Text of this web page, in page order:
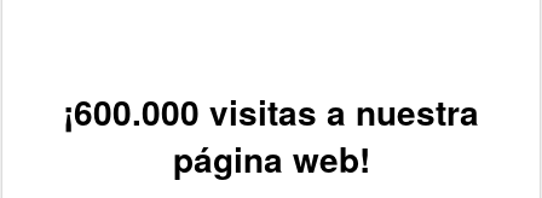
¡600.000 visitas a nuestra
página web!